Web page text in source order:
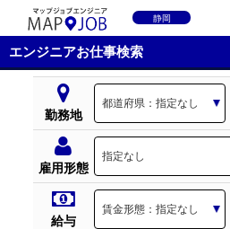
静岡
エンジニアお仕事検索
勤務地
雇用形態
給与